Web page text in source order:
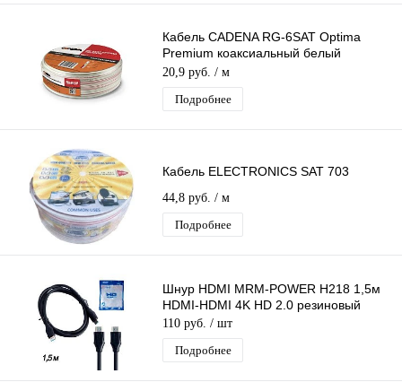
Кабель CADENA RG-6SAT Optima
Premium коаксиальный белый
оплётка 64*0,12 с красной полосой за
1м
20,9 руб. / м
Подробнее
Кабель ELECTRONICS SAT 703
44,8 руб. / м
Подробнее
Шнур HDMI MRM-POWER H218 1,5м
HDMI-HDMI 4K HD 2.0 резиновый
110 руб. / шт
Подробнее